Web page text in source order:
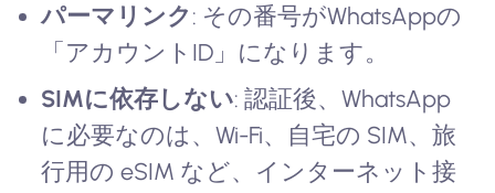
パーマリンク : その番号がWhatsAppの
「アカウントID」になります。
SIMに依存しない: 認証後、WhatsApp
に必要なのは、Wi-Fi、自宅の SIM、旅
行用の eSIM など、インターネット接